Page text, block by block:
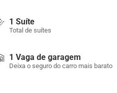
1 Suíte
Total de suítes
1 Vaga de garagem
Deixa o seguro do carro mais barato